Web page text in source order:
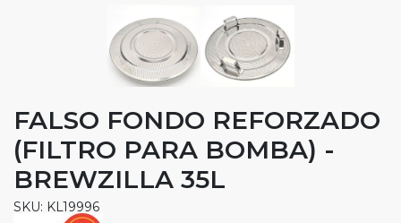
FALSO FONDO REFORZADO
(FILTRO PARA BOMBA) -
BREWZILLA 35L
SKU: KL19996